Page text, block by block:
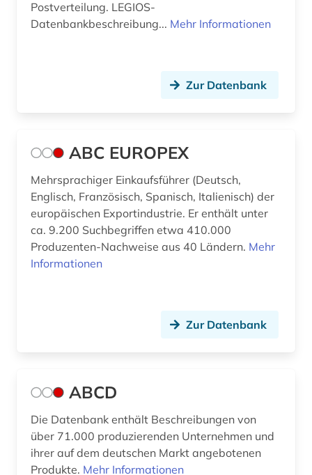
beratung (1)
berliner zeitung (1)
bern (3)
berne <wesermarsch> (1)
beruf (1)
berufliche weiterbildung (1)
berufsanfang (1)
beschaffung (2)
besoldungsrecht (1)
Postverteilung. LEGIOS-
Datenbankbeschreibung... Mehr Informationen
Zur Datenbank
ABC EUROPEX
Mehrsprachiger Einkaufsführer (Deutsch,
Englisch, Französisch, Spanisch, Italienisch) der
europäischen Exportindustrie. Er enthält unter
ca. 9.200 Suchbegriffen etwa 410.000
Produzenten-Nachweise aus 40 Ländern. Mehr
Informationen
Zur Datenbank
ABCD
Die Datenbank enthält Beschreibungen von
über 71.000 produzierenden Unternehmen und
ihrer auf dem deutschen Markt angebotenen
Produkte. Mehr Informationen